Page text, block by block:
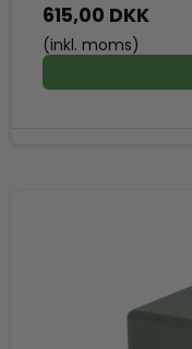
615,00 DKK
(inkl. moms)